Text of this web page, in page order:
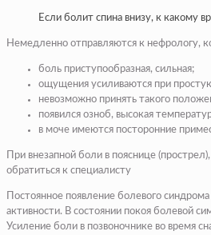
Если болит спина внизу, к какому
Немедленно отправляются к нефрологу,
боль приступообразная, сильная;
ощущения усиливаются при
невозможно принять такого
появился озноб, высокая
в моче имеются посторонние
При внезапной боли в пояснице
обратиться к специалисту
Постоянное появление болевого
активности. В состоянии покоя болевой
Усиление боли в позвоночнике во время